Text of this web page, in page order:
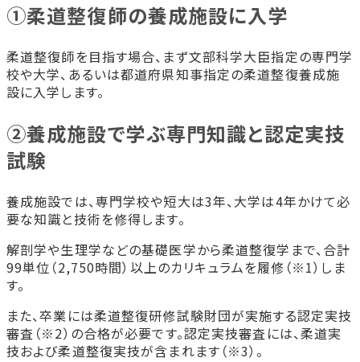
①柔道整復師の養成施設に入学
柔道整復師を目指す場合、まず文部科学大臣指定の専門学
校や大学、あるいは都道府県知事指定の柔道整復養成施
設に入学します。
②養成施設で学ぶ専門知識と認定実技
試験
養成施設では、専門学校や短大は3年、大学は4年かけて必
要な知識と技術を修得します。
解剖学や生理学などの基礎医学から柔道整復学まで、合計
99単位（2,750時間）以上のカリキュラムを履修（※1）しま
す。
また、卒業には柔道整復研修試験財団が実施する認定実技
審査（※2）の合格が必要です。認定実技審査には、柔道実
技および柔道整復実技が含まれます（※3）。